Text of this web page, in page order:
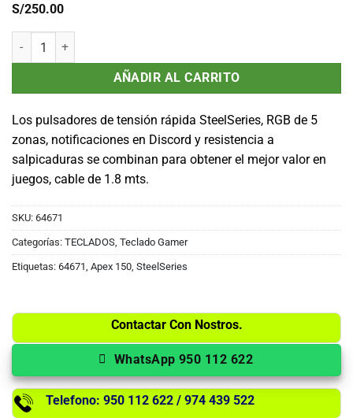
S/250.00
Teclado Gamer SteelSeries Apex 150, Multimedia, Membrana,
AÑADIR AL CARRITO
Los pulsadores de tensión rápida SteelSeries, RGB de 5
zonas, notificaciones en Discord y resistencia a
salpicaduras se combinan para obtener el mejor valor en
juegos, cable de 1.8 mts.
SKU: 64671
Categorías: TECLADOS, Teclado Gamer
Etiquetas: 64671, Apex 150, SteelSeries
Contactar Con Nostros.
WhatsApp 950 112 622
Telefono: 950 112 622 / 974 439 522